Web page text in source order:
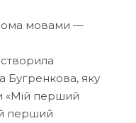
мовами —
Бугренкова, яку
«Мій перший
перший